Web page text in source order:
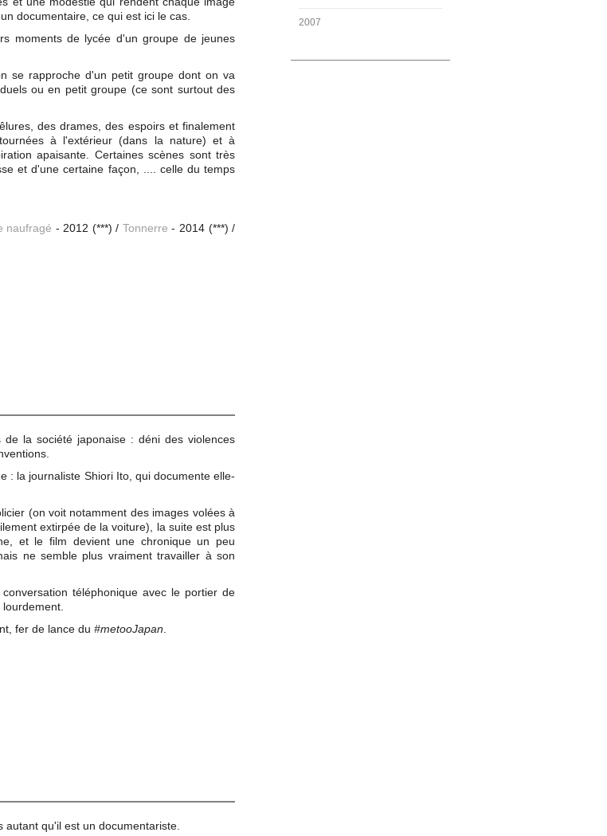
documentaire, ce qui est ici le cas.
moments de lycée d'un groupe de jeunes
se rapproche d'un petit groupe dont on va
ou en petit groupe (ce sont surtout des
des drames, des espoirs et finalement
à l'extérieur (dans la nature) et à
apaisante. Certaines scènes sont très
et d'une certaine façon, .... celle du temps
naufragé - 2012 (***) / Tonnerre - 2014 (***) /
la société japonaise : déni des violences
: la journaliste Shiori Ito, qui documente elle-
(on voit notamment des images volées à
extirpée de la voiture), la suite est plus
et le film devient une chronique un peu
ne semble plus vraiment travailler à son
téléphonique avec le portier de
fer de lance du #metooJapan
qu'il est un documentariste.
2007